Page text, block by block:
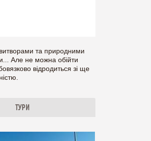
та природними
Але не можна обійти
відродиться зі ще
ТУРИ